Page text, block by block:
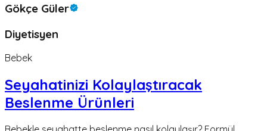
Gökçe Güler
Diyetisyen
Bebek
Seyahatinizi Kolaylaştıracak
Beslenme Ürünleri